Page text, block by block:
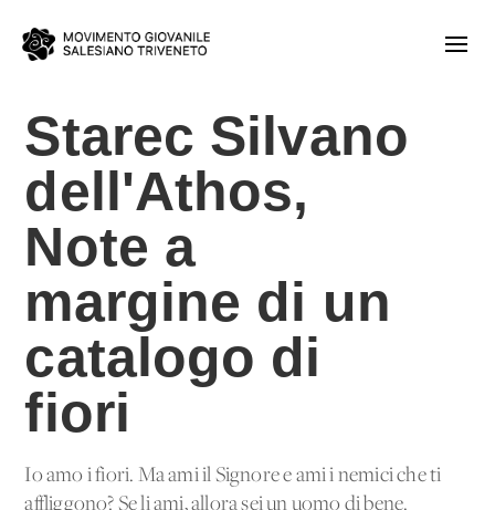
Starec Silvano
dell'Athos,
Note a
margine di un
catalogo di
fiori
Io amo i fiori. Ma ami il Signore e ami i nemici che ti
affliggono? Se li ami, allora sei un uomo di bene.